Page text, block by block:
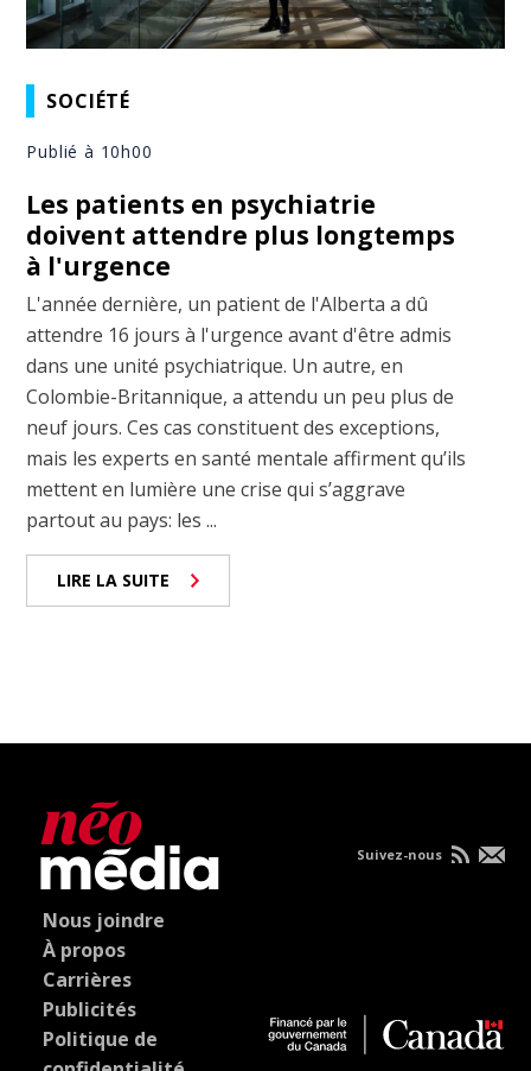
SOCIÉTÉ
Publié à 10h00
Les patients en psychiatrie
doivent attendre plus longtemps
à l'urgence
L'année dernière, un patient de l'Alberta a dû
attendre 16 jours à l'urgence avant d'être admis
dans une unité psychiatrique. Un autre, en
Colombie-Britannique, a attendu un peu plus de
neuf jours. Ces cas constituent des exceptions,
mais les experts en santé mentale affirment qu’ils
mettent en lumière une crise qui s’aggrave
partout au pays: les ...
LIRE LA SUITE
Nous joindre
À propos
Carrières
Publicités
Politique de
Suivez-nous